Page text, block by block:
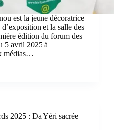
est la jeune décoratrice
et la salle des
édition du forum des
5 avril 2025 à
médias…
2025 : Da Yéri sacrée